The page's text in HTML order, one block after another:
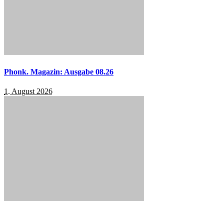
Phonk. Magazin: Ausgabe 08.26
1. August 2026